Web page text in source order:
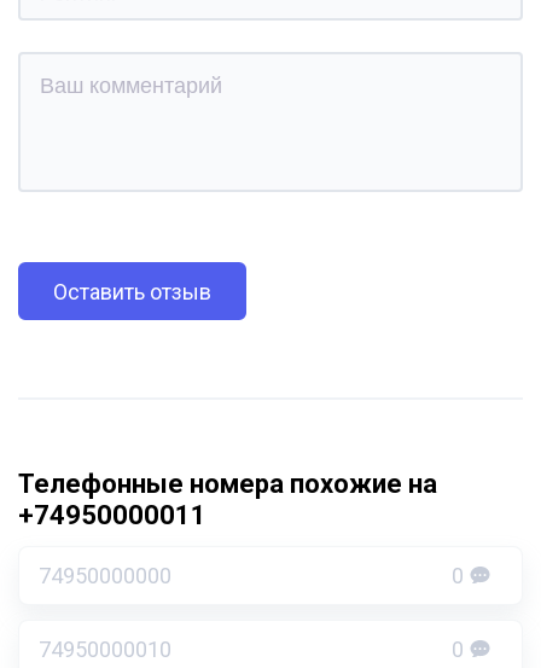
Оставить отзыв
Телефонные номера похожие на
+74950000011
74950000000 0
74950000010 0